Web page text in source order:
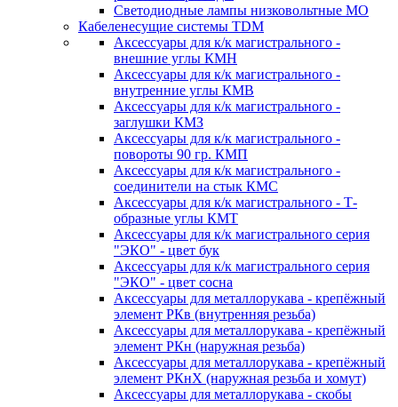
Светодиодные лампы низковольтные МО
Кабеленесущие системы TDM
Аксессуары для к/к магистрального -
внешние углы КМН
Аксессуары для к/к магистрального -
внутренние углы КМВ
Аксессуары для к/к магистрального -
заглушки КМЗ
Аксессуары для к/к магистрального -
повороты 90 гр. КМП
Аксессуары для к/к магистрального -
соединители на стык КМС
Аксессуары для к/к магистрального - Т-
образные углы КМТ
Аксессуары для к/к магистрального серия
"ЭКО" - цвет бук
Аксессуары для к/к магистрального серия
"ЭКО" - цвет сосна
Аксессуары для металлорукава - крепёжный
элемент РКв (внутренняя резьба)
Аксессуары для металлорукава - крепёжный
элемент РКн (наружная резьба)
Аксессуары для металлорукава - крепёжный
элемент РКнХ (наружная резьба и хомут)
Аксессуары для металлорукава - скобы